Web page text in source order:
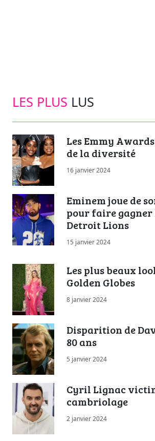
LES PLUS LUS
Les Emmy
de la diversité
16 janvier 2024
Eminem joue de
pour faire gagner
Detroit Lions
15 janvier 2024
Les plus beaux
Golden Globes
8 janvier 2024
Disparition de
80 ans
5 janvier 2024
Cyril Lignac
cambriolage
2 janvier 2024